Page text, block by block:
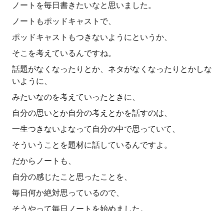
ノートを毎日書きたいなと思いました。
ノートもポッドキャストで、
ポッドキャストもつきないようにというか、
そこを考えているんですね。
話題がなくなったりとか、ネタがなくなったりとかしな
いように、
みたいなのを考えていったときに、
自分の思いとか自分の考えとかを話すのは、
一生つきないよなって自分の中で思っていて、
そういうことを題材に話しているんですよ。
だからノートも、
自分の感じたこと思ったことを、
毎日何か絶対思っているので、
そうやって毎日ノートを始めました。